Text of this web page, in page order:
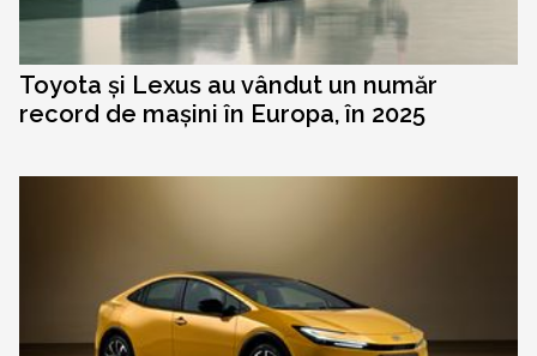
Toyota și Lexus au vândut un număr
record de mașini în Europa, în 2025